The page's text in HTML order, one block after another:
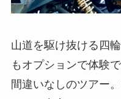
山道を駆け抜ける四
もオプションで体験
間違いなしのツアー